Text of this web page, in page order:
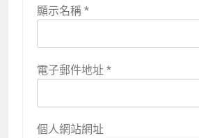
顯示名稱 *
電子郵件地址 *
個人網站網址